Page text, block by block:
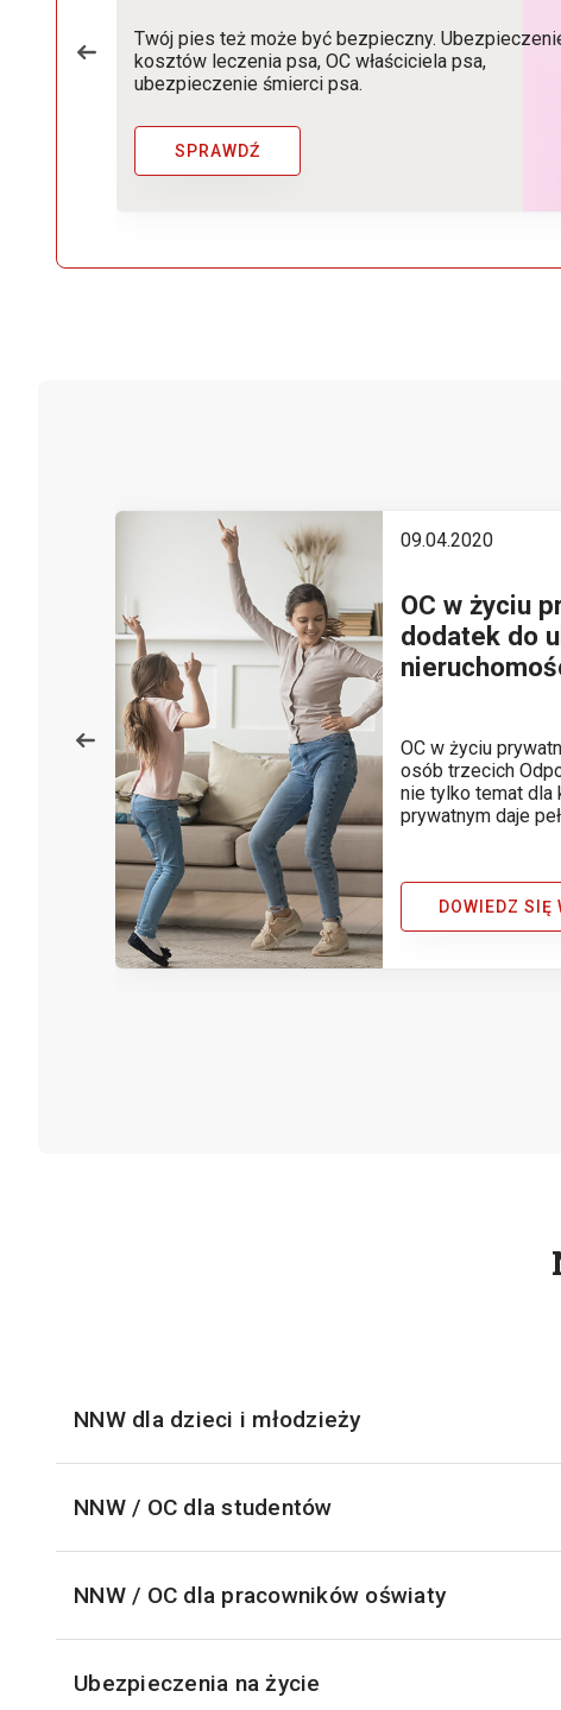
Twój pies też może być bezpieczny.
kosztów leczenia psa, OC właściciela psa,
ubezpieczenie śmierci psa.
SPRAWDŹ
09.04.2020
OC w życiu
dodatek do
OC w życiu
osób trzecich
nie tylko temat dla
prywatnym daje
mienie bez naszej
DOWIEDZ SIĘ
NNW dla dzieci i młodzieży
NNW / OC dla studentów
NNW / OC dla pracowników oświaty
Ubezpieczenia na życie